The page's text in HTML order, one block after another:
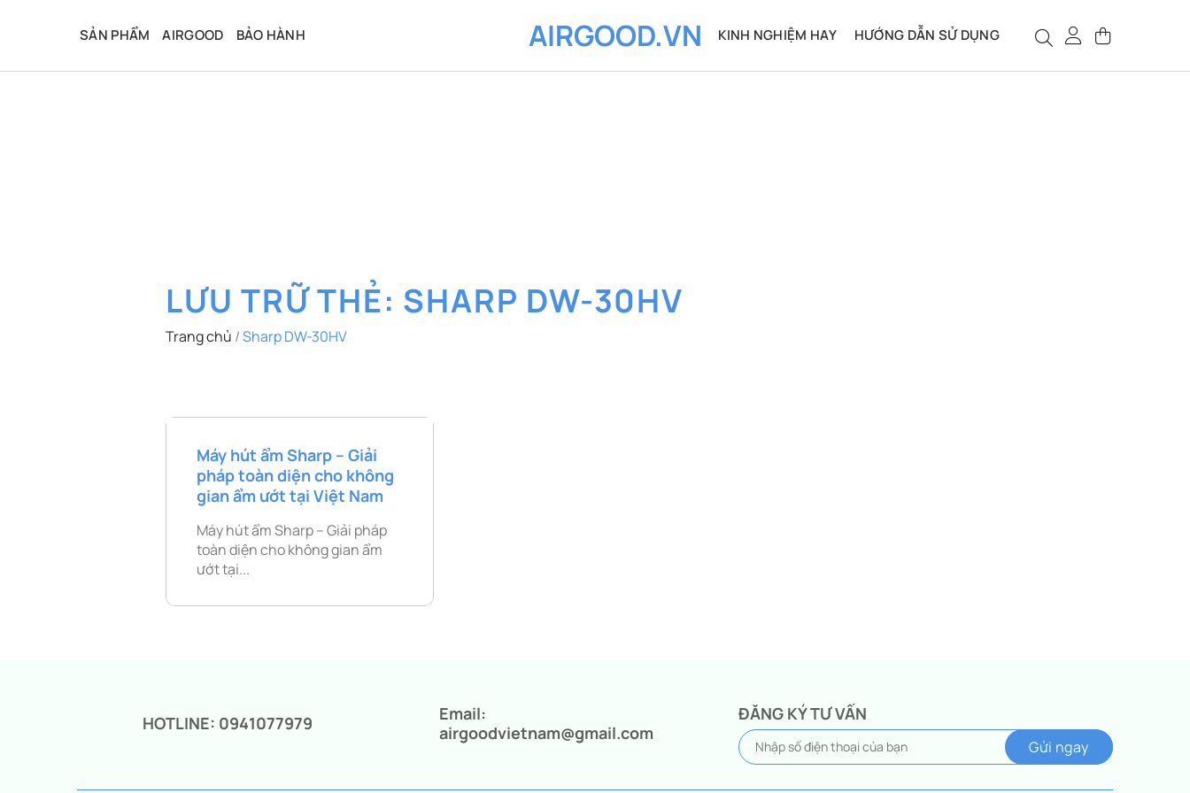
dung
AIRGOOD.VN
SẢN PHẨM AIRGOOD BẢO HÀNH KINH NGHIỆM HAY HƯỚNG DẪN SỬ DỤNG
LƯU TRỮ THẺ: SHARP DW-30HV
Trang chủ /Sharp DW-30HV
Máy hút ẩm Sharp – Giải
pháp toàn diện cho không
gian ẩm ướt tại Việt Nam
Máy hút ẩm Sharp – Giải pháp
toàn diện cho không gian ẩm
ướt tại...
HOTLINE: 0941077979
Email:
airgoodvietnam@gmail.com
ĐĂNG KÝ TƯ VẤN